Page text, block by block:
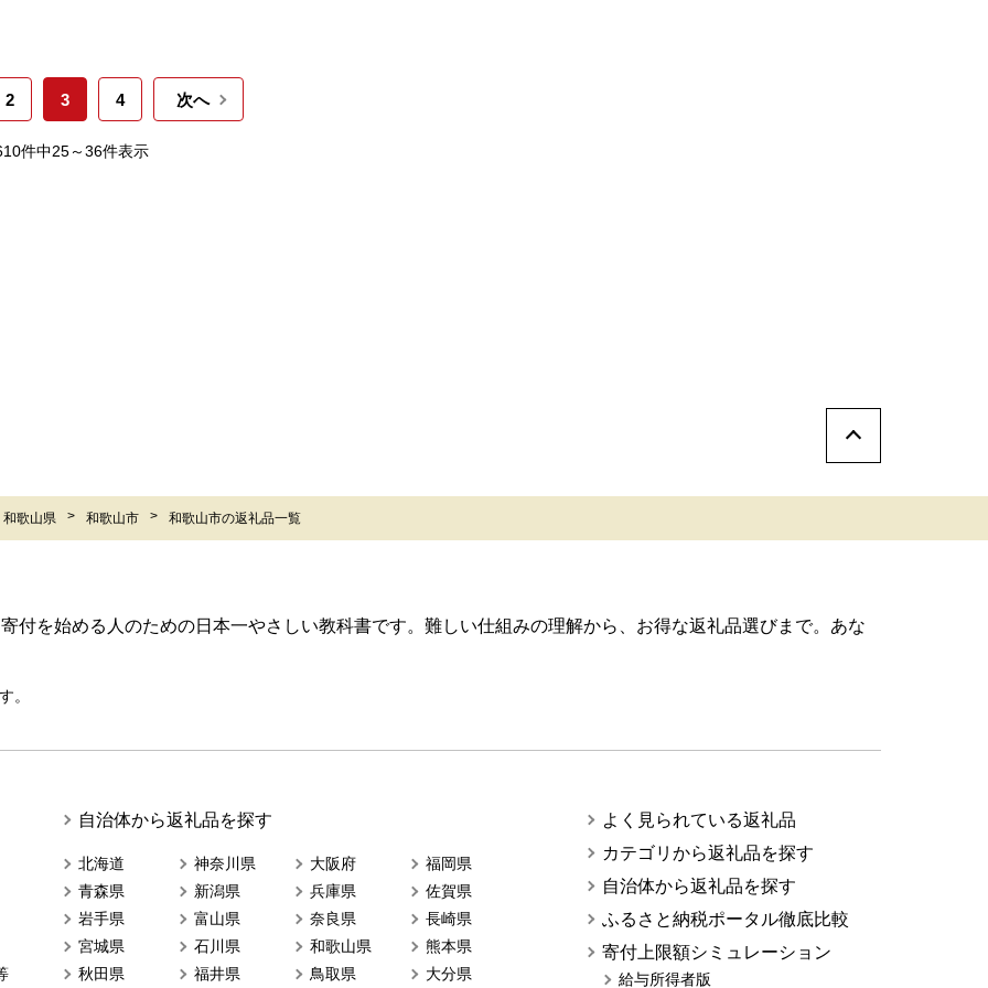
2 3 4 次へ
件中25～36件表示
和歌山県 和歌山市 和歌山市の返礼品一覧
付を始める人のための日本一やさしい教科書です。難しい仕組みの理解から、お得な返礼品選びまで。あな
。
自治体から返礼品を探す
北海道
青森県
岩手県
宮城県
秋田県
神奈川県
新潟県
富山県
石川県
福井県
大阪府
兵庫県
奈良県
和歌山県
鳥取県
福岡県
佐賀県
長崎県
熊本県
大分県
よく見られている返礼品
カテゴリから返礼品を探す
自治体から返礼品を探す
ふるさと納税ポータル徹底比較
寄付上限額シミュレーション
給与所得者版